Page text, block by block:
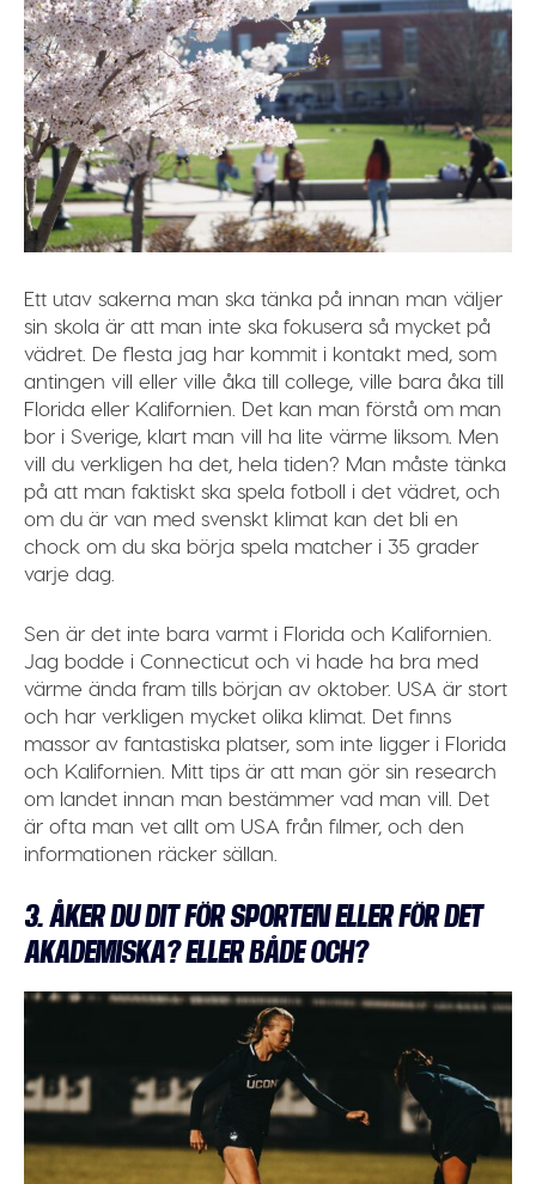
Ett utav sakerna man ska tänka på innan man väljer
sin skola är att man inte ska fokusera så mycket på
vädret. De flesta jag har kommit i kontakt med, som
antingen vill eller ville åka till college, ville bara åka till
Florida eller Kalifornien. Det kan man förstå om man
bor i Sverige, klart man vill ha lite värme liksom. Men
vill du verkligen ha det, hela tiden? Man måste tänka
på att man faktiskt ska spela fotboll i det vädret, och
om du är van med svenskt klimat kan det bli en
chock om du ska börja spela matcher i 35 grader
varje dag.
Sen är det inte bara varmt i Florida och Kalifornien.
Jag bodde i Connecticut och vi hade ha bra med
värme ända fram tills början av oktober. USA är stort
och har verkligen mycket olika klimat. Det finns
massor av fantastiska platser, som inte ligger i Florida
och Kalifornien. Mitt tips är att man gör sin research
om landet innan man bestämmer vad man vill. Det
är ofta man vet allt om USA från filmer, och den
informationen räcker sällan.
3. ÅKER DU DIT FÖR SPORTEN ELLER FÖR DET
AKADEMISKA? ELLER BÅDE OCH?